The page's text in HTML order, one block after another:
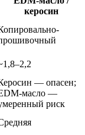
керосин
— опасен;
масло —
риск